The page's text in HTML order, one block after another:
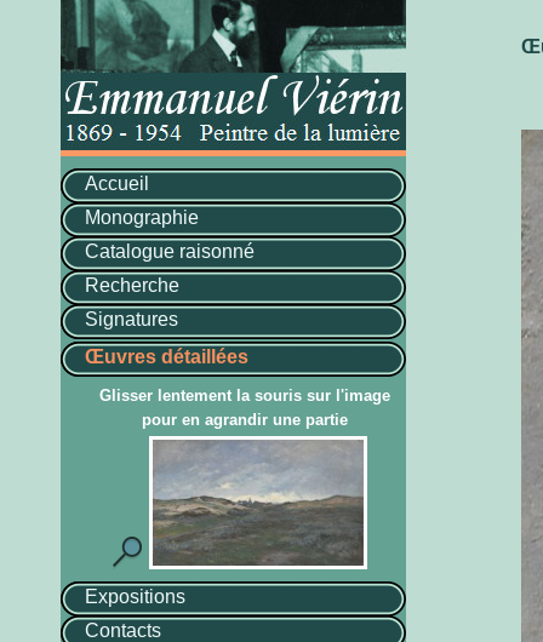
Accueil
Monographie
Catalogue raisonné
Recherche
Signatures
Œuvres détaillées
Glisser lentement la souris sur l'image
pour en agrandir une partie
Expositions
Contacts